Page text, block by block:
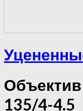
Объектив
135/4-4.5